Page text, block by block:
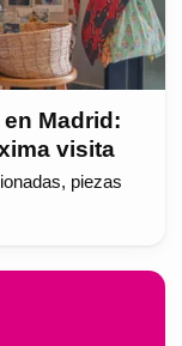
Madrid:
visita
piezas